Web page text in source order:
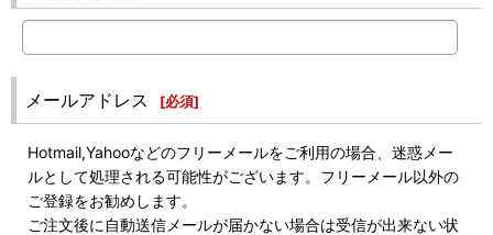
メールアドレス [必須]
Hotmail,Yahooなどのフリーメールをご利用の場合、迷惑メー
ルとして処理される可能性がございます。フリーメール以外の
ご登録をお勧めします。
ご注文後に自動送信メールが届かない場合は受信が出来ない状